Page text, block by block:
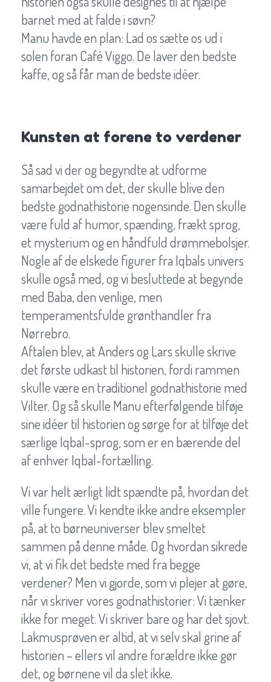
barnet med at falde i søvn?
Manu havde en plan: Lad os sætte os ud i
solen foran Café Viggo. De laver den bedste
kaffe, og så får man de bedste idéer.
Kunsten at forene to verdener
Så sad vi der og begyndte at udforme
samarbejdet om det, der skulle blive den
bedste godnathistorie nogensinde. Den skulle
være fuld af humor, spænding, frækt sprog,
et mysterium og en håndfuld drømmebolsjer.
Nogle af de elskede figurer fra Iqbals univers
skulle også med, og vi besluttede at begynde
med Baba, den venlige, men
temperamentsfulde grønthandler fra
Nørrebro.
Aftalen blev, at Anders og Lars skulle skrive
det første udkast til historien, fordi rammen
skulle være en traditionel godnathistorie med
Vilter. Og så skulle Manu efterfølgende tilføje
sine idéer til historien og sørge for at tilføje det
særlige Iqbal-sprog, som er en bærende del
af enhver Iqbal-fortælling.
Vi var helt ærligt lidt spændte på, hvordan det
ville fungere. Vi kendte ikke andre eksempler
på, at to børneuniverser blev smeltet
sammen på denne måde. Og hvordan sikrede
vi, at vi fik det bedste med fra begge
verdener? Men vi gjorde, som vi plejer at gøre,
når vi skriver vores godnathistorier: Vi tænker
ikke for meget. Vi skriver bare og har det sjovt.
Lakmusprøven er altid, at vi selv skal grine af
historien – ellers vil andre forældre ikke gør
det, og børnene vil da slet ikke.